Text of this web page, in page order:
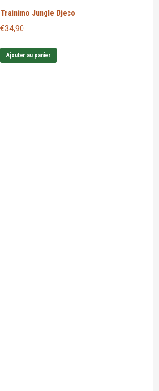
Trainimo Jungle Djeco
€34,90
Ajouter au panier